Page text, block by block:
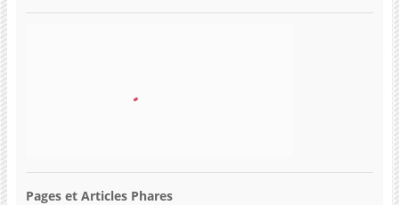
Pages et Articles Phares